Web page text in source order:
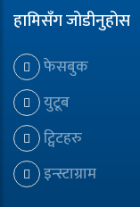
हामिसँग जोडीनुहोस
फेसबुक
युटूब
ट्विटहरु
इन्स्टाग्राम